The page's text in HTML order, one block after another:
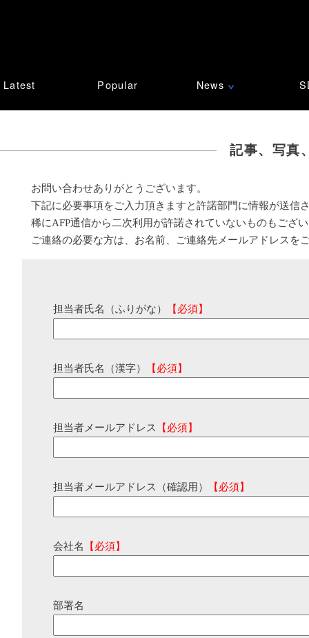
Latest Popular News ∨
記事、写真
お問い合わせありがとうございます。
下記に必要事項をご入力頂きますと許諾部門に情報が送信
稀にAFP通信から二次利用が許諾されていないものもござ
ご連絡の必要な方は、お名前、ご連絡先メールアドレスを
担当者氏名（ふりがな） 【必須】
担当者氏名（漢字） 【必須】
担当者メールアドレス 【必須】
担当者メールアドレス（確認用） 【必須】
会社名 【必須】
部署名